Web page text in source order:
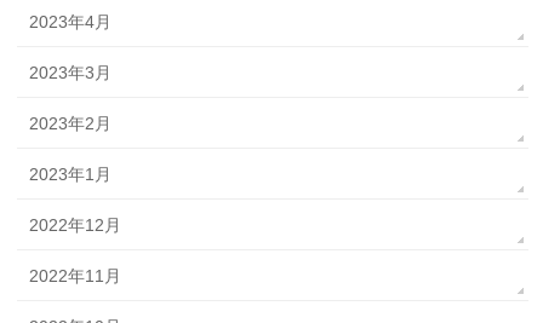
2023年4月
2023年3月
2023年2月
2023年1月
2022年12月
2022年11月